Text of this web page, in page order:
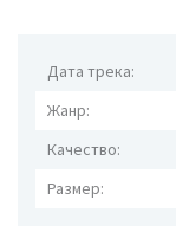
Дата трека:
Жанр:
Качество:
Размер: